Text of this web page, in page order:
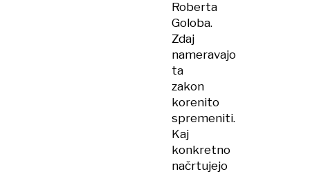
Roberta
Goloba.
Zdaj
nameravajo
ta
zakon
korenito
spremeniti.
Kaj
konkretno
načrtujejo